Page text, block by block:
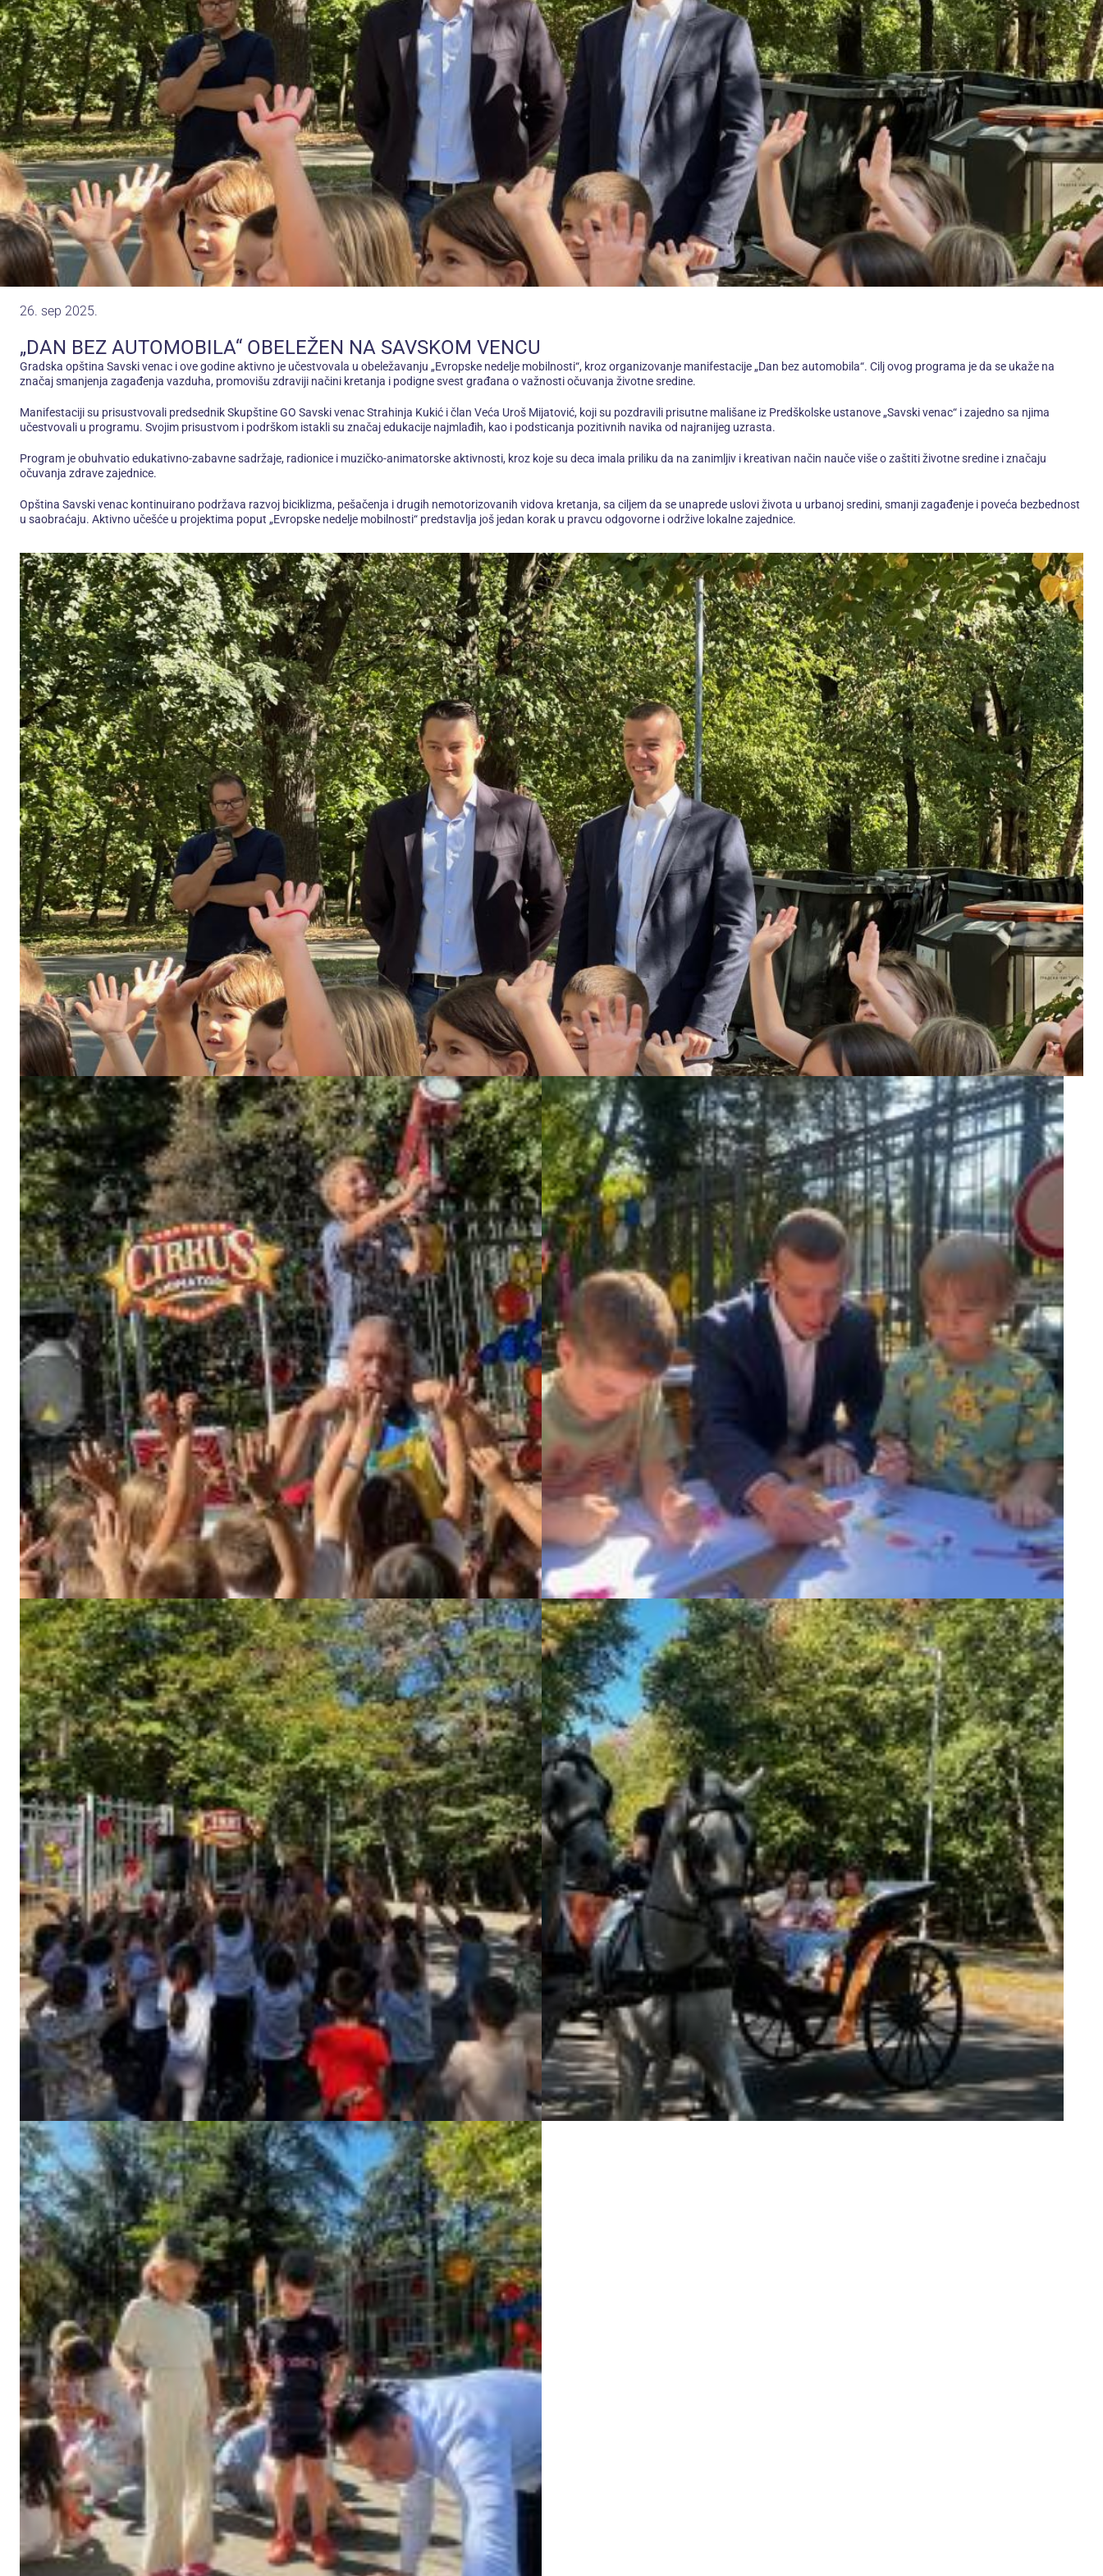
26. sep 2025.
„DAN BEZ AUTOMOBILA“ OBELEŽEN NA SAVSKOM VENCU
Gradska opština Savski venac i ove godine aktivno je učestvovala u obeležavanju „Evropske nedelje mobilnosti“, kroz organizovanje manifestacije „Dan bez automobila“. Cilj ovog programa je da se ukaže na
značaj smanjenja zagađenja vazduha, promovišu zdraviji načini kretanja i podigne svest građana o važnosti očuvanja životne sredine.
Manifestaciji su prisustvovali predsednik Skupštine GO Savski venac Strahinja Kukić i član Veća Uroš Mijatović, koji su pozdravili prisutne mališane iz Predškolske ustanove „Savski venac“ i zajedno sa njima
učestvovali u programu. Svojim prisustvom i podrškom istakli su značaj edukacije najmlađih, kao i podsticanja pozitivnih navika od najranijeg uzrasta.
Program je obuhvatio edukativno-zabavne sadržaje, radionice i muzičko-animatorske aktivnosti, kroz koje su deca imala priliku da na zanimljiv i kreativan način nauče više o zaštiti životne sredine i značaju
očuvanja zdrave zajednice.
Opština Savski venac kontinuirano podržava razvoj biciklizma, pešačenja i drugih nemotorizovanih vidova kretanja, sa ciljem da se unaprede uslovi života u urbanoj sredini, smanji zagađenje i poveća bezbednost
u saobraćaju. Aktivno učešće u projektima poput „Evropske nedelje mobilnosti“ predstavlja još jedan korak u pravcu odgovorne i održive lokalne zajednice.